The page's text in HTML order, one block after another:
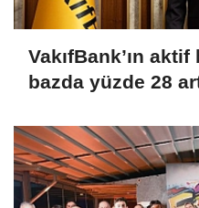
VakıfBank’ın
bazda yüzde 28